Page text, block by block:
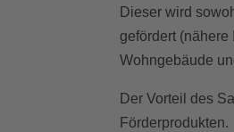
Dieser wird
gefördert (nähere
Wohngebäude
Der Vorteil des
Förderprodukten.